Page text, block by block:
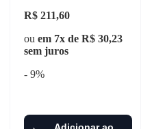
R$ 211,60
ou em 7x de R$ 30,23
sem juros
- 9%
Adicionar ao